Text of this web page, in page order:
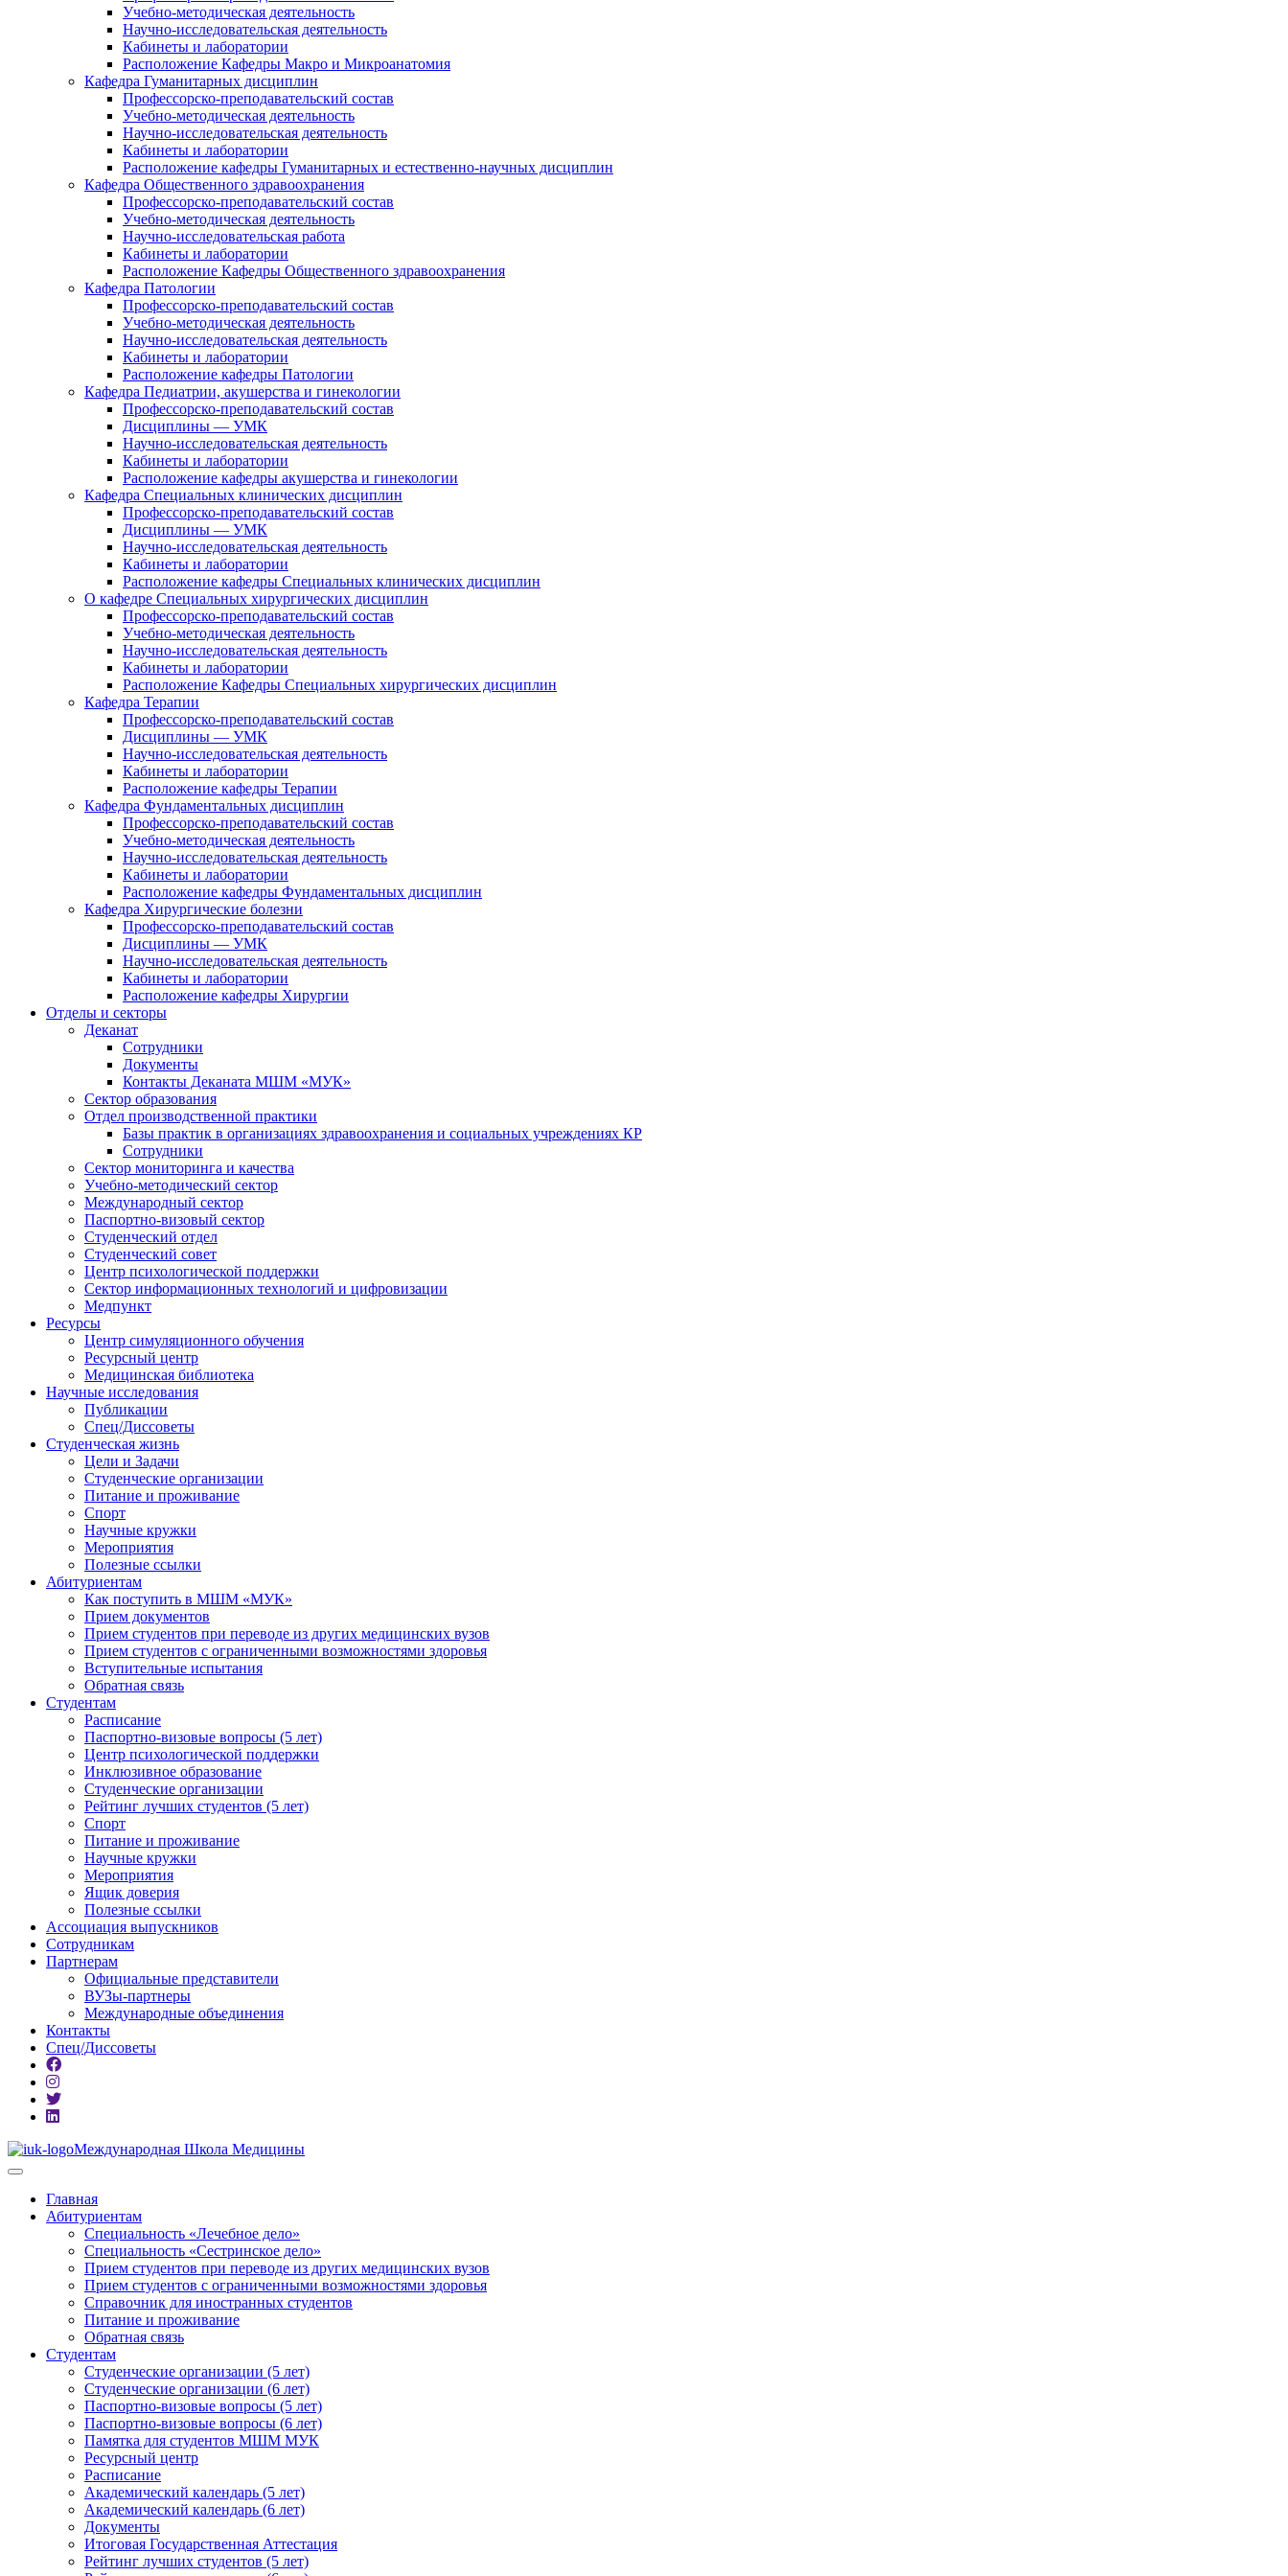
Учебно-методическая деятельность
Научно-исследовательская деятельность
Кабинеты и лаборатории
Расположение Кафедры Макро и Микроанатомия
Кафедра Гуманитарных дисциплин
Профессорско-преподавательский состав
Учебно-методическая деятельность
Научно-исследовательская деятельность
Кабинеты и лаборатории
Расположение кафедры Гуманитарных и естественно-научных дисциплин
Кафедра Общественного здравоохранения
Профессорско-преподавательский состав
Учебно-методическая деятельность
Научно-исследовательская работа
Кабинеты и лаборатории
Расположение Кафедры Общественного здравоохранения
Кафедра Патологии
Профессорско-преподавательский состав
Учебно-методическая деятельность
Научно-исследовательская деятельность
Кабинеты и лаборатории
Расположение кафедры Патологии
Кафедра Педиатрии, акушерства и гинекологии
Профессорско-преподавательский состав
Дисциплины — УМК
Научно-исследовательская деятельность
Кабинеты и лаборатории
Расположение кафедры акушерства и гинекологии
Кафедра Специальных клинических дисциплин
Профессорско-преподавательский состав
Дисциплины — УМК
Научно-исследовательская деятельность
Кабинеты и лаборатории
Расположение кафедры Специальных клинических дисциплин
О кафедре Специальных хирургических дисциплин
Профессорско-преподавательский состав
Учебно-методическая деятельность
Научно-исследовательская деятельность
Кабинеты и лаборатории
Расположение Кафедры Специальных хирургических дисциплин
Кафедра Терапии
Профессорско-преподавательский состав
Дисциплины — УМК
Научно-исследовательская деятельность
Кабинеты и лаборатории
Расположение кафедры Терапии
Кафедра Фундаментальных дисциплин
Профессорско-преподавательский состав
Учебно-методическая деятельность
Научно-исследовательская деятельность
Кабинеты и лаборатории
Расположение кафедры Фундаментальных дисциплин
Кафедра Хирургические болезни
Профессорско-преподавательский состав
Дисциплины — УМК
Научно-исследовательская деятельность
Кабинеты и лаборатории
Расположение кафедры Хирургии
Отделы и секторы
Деканат
Сотрудники
Документы
Контакты Деканата МШМ «МУК»
Сектор образования
Отдел производственной практики
Базы практик в организациях здравоохранения и социальных учреждениях КР
Сотрудники
Сектор мониторинга и качества
Учебно-методический сектор
Международный сектор
Паспортно-визовый сектор
Студенческий отдел
Студенческий совет
Центр психологической поддержки
Сектор информационных технологий и цифровизации
Медпункт
Ресурсы
Центр симуляционного обучения
Ресурсный центр
Медицинская библиотека
Научные исследования
Публикации
Спец/Диссоветы
Студенческая жизнь
Цели и Задачи
Студенческие организации
Питание и проживание
Спорт
Научные кружки
Мероприятия
Полезные ссылки
Абитуриентам
Как поступить в МШМ «МУК»
Прием документов
Прием студентов при переводе из других медицинских вузов
Прием студентов с ограниченными возможностями здоровья
Вступительные испытания
Обратная связь
Студентам
Расписание
Паспортно-визовые вопросы (5 лет)
Центр психологической поддержки
Инклюзивное образование
Студенческие организации
Рейтинг лучших студентов (5 лет)
Спорт
Питание и проживание
Научные кружки
Мероприятия
Ящик доверия
Полезные ссылки
Ассоциация выпускников
Сотрудникам
Партнерам
Официальные представители
ВУЗы-партнеры
Международные объединения
Контакты
Спец/Диссоветы
Международная Школа Медицины
Главная
Абитуриентам
Специальность «Лечебное дело»
Специальность «Сестринское дело»
Прием студентов при переводе из других медицинских вузов
Прием студентов с ограниченными возможностями здоровья
Справочник для иностранных студентов
Питание и проживание
Обратная связь
Студентам
Студенческие организации (5 лет)
Студенческие организации (6 лет)
Паспортно-визовые вопросы (5 лет)
Паспортно-визовые вопросы (6 лет)
Памятка для студентов МШМ МУК
Ресурсный центр
Расписание
Академический календарь (5 лет)
Академический календарь (6 лет)
Документы
Итоговая Государственная Аттестация
Рейтинг лучших студентов (5 лет)